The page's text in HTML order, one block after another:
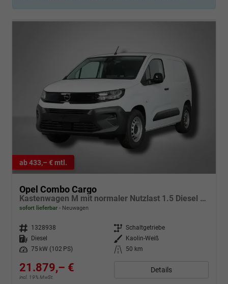
ab 433,– € mtl.
Opel Combo Cargo
Kastenwagen M mit normaler Nutzlast 1.5 Diesel 6-Gang
sofort lieferbar Neuwagen
Fahrzeugnr. 1328938 Getriebe Schaltgetriebe
Kraftstoff
Diesel Außenfarbe
Kaolin-Weiß
Leistung
75 kW (102 PS) Kilometerstand 50 km
21.879,– €
incl. 19% MwSt.
Details